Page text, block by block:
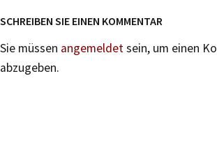
SCHREIBEN SIE EINEN KOMMENTAR
Sie müssen angemeldetsein, um einen
abzugeben.